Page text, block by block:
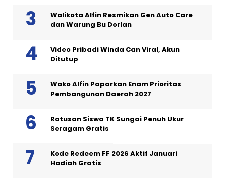
Walikota Alfin Resmikan Gen Auto Care
dan Warung Bu Dorlan
Video Pribadi Winda Can Viral, Akun
Ditutup
Wako Alfin Paparkan Enam Prioritas
Pembangunan Daerah 2027
Ratusan Siswa TK Sungai Penuh Ukur
Seragam Gratis
Kode Redeem FF 2026 Aktif Januari
Hadiah Gratis